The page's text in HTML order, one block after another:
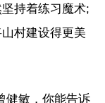
持着练习魔术;
村建设得更美
健敏，你能告诉